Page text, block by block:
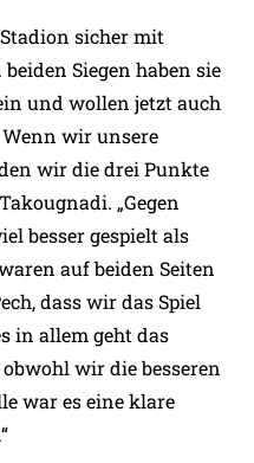
sicher mit
Siegen haben sie
und wollen jetzt auch
wir unsere
wir die drei Punkte
„Gegen
besser gespielt als
auf beiden Seiten
dass wir das Spiel
in allem geht das
wir die besseren
war es eine klare